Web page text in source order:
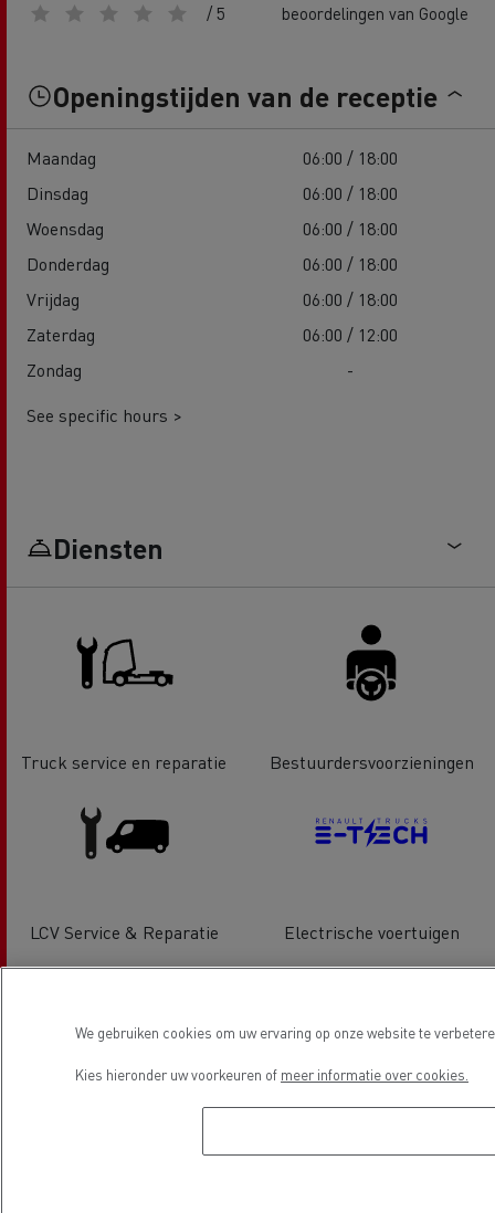
/ 5 beoordelingen van Google
Openingstijden van de receptie
Maandag
06:00 / 18:00
Dinsdag
06:00 / 18:00
Woensdag
06:00 / 18:00
Donderdag
06:00 / 18:00
Vrijdag
06:00 / 18:00
Zaterdag
06:00 / 12:00
Zondag
-
See specific hours >
Diensten
Truck service en reparatie Bestuurdersvoorzieningen
LCV Service & Reparatie Electrische voertuigen
We gebruiken cookies om uw ervaring op onze website te
Kies hieronder uw voorkeuren of meer informatie over cookies.